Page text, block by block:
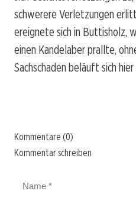
schwerere Verletzungen
ereignete sich in Buttisholz,
einen Kandelaber prallte,
Sachschaden beläuft sich
Kommentare (0)
Kommentar schreiben